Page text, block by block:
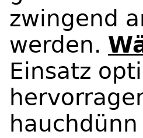
zwingend
werden.
Einsatz